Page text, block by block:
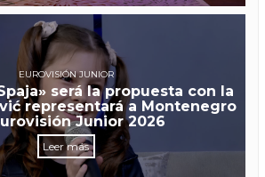
EUROVISIÓN JUNIOR
será la propuesta con la
representará a Montenegro
Junior 2026
Leer más